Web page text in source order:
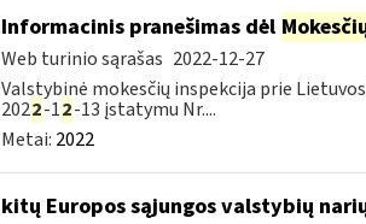
Informacinis pranešimas dėl
Web turinio sąrašas 2022-12-27
Valstybinė mokesčių inspekcija prie
2022-12-13 įstatymu Nr....
Metai: 2022
kitų Europos sąjungos valstybių